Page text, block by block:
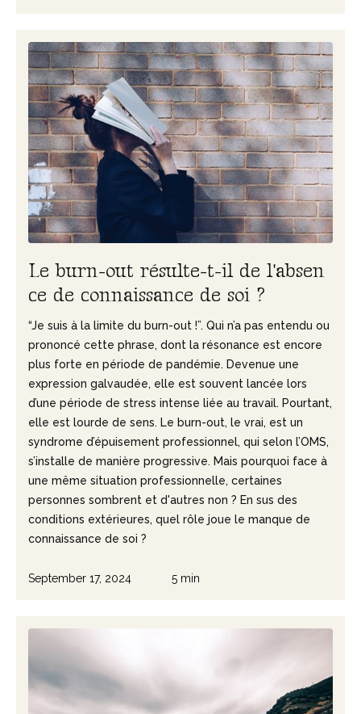
Le burn-out résulte-t-il de l'absen
ce de connaissance de soi ?
“Je suis à la limite du burn-out !”. Qui n’a pas entendu ou
prononcé cette phrase, dont la résonance est encore
plus forte en période de pandémie. Devenue une
expression galvaudée, elle est souvent lancée lors
d’une période de stress intense liée au travail. Pourtant,
elle est lourde de sens. Le burn-out, le vrai, est un ​​
syndrome d’épuisement professionnel, qui selon l’OMS,
s’installe de manière progressive. Mais pourquoi face à
une même situation professionnelle, certaines
personnes sombrent et d'autres non ? En sus des
conditions extérieures, quel rôle joue le manque de
connaissance de soi ?
September 17, 2024 5 min